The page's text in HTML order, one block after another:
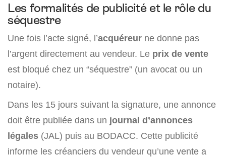
Les formalités de publicité et le rôle du
séquestre
Une fois l’acte signé, l’acquéreur ne donne pas
l’argent directement au vendeur. Le prix de vente
est bloqué chez un “séquestre” (un avocat ou un
notaire).
Dans les 15 jours suivant la signature, une annonce
doit être publiée dans un journal d’annonces
légales (JAL) puis au BODACC. Cette publicité
informe les créanciers du vendeur qu’une vente a